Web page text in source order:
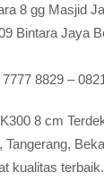
8 gg Masjid
Bintara Jaya
8829 –
8 cm
kualitas